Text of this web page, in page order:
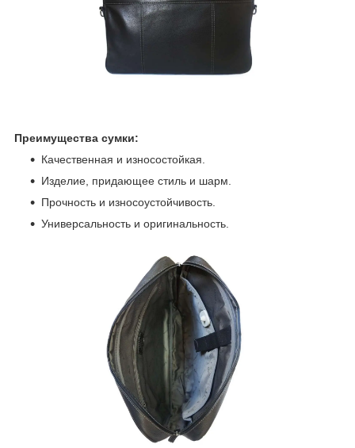
Преимущества сумки:
Качественная и износостойкая.
Изделие, придающее стиль и шарм.
Прочность и износоустойчивость.
Универсальность и оригинальность.